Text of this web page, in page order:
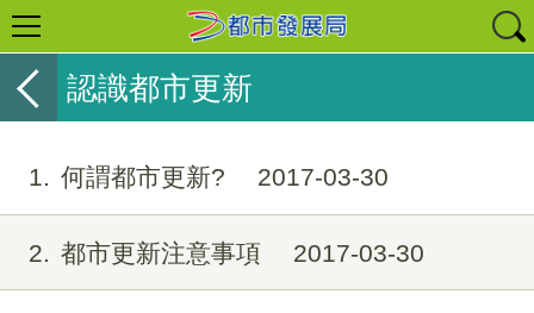
認識都市更新
1 何謂都市更新? 2017-03-30
2 都市更新注意事項 2017-03-30